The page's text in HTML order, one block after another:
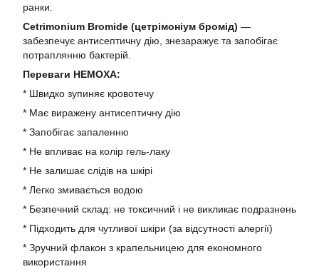
ранки.
Cetrimonium Bromide (цетрімоніум бромід) —
забезпечує антисептичну дію, знезаражує та запобігає
потраплянню бактерій.
Переваги HEMOXA:
* Швидко зупиняє кровотечу
* Має виражену антисептичну дію
* Запобігає запаленню
* Не впливає на колір гель-лаку
* Не залишає слідів на шкірі
* Легко змивається водою
* Безпечний склад: не токсичний і не викликає подразнень
* Підходить для чутливої шкіри (за відсутності алергії)
* Зручний флакон з крапельницею для економного
використання